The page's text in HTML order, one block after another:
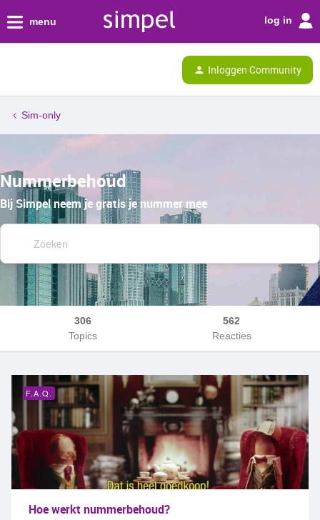
menu log in
Inloggen Community
Sim-only
Nummerbehoud
Bij Simpel neem je gratis je nummer mee
306
Topics
562
Reacties
F.A.Q.
Hoe werkt nummerbehoud?